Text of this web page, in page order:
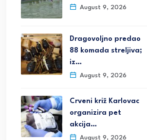
August 9, 2026
Dragovoljno predao
88 komada streljiva;
iz…
August 9, 2026
Crveni križ Karlovac
organizira pet
akcija…
August 9, 2026